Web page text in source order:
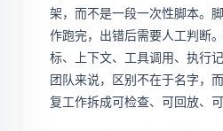
架，而不是一段一次性脚本。
作跑完，出错后需要人工判断
标、上下文、工具调用、执行
团队来说，区别不在于名字，
复工作拆成可检查、可回放、可